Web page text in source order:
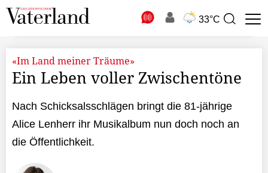
33°C
Suchbegriff
«Im Land meiner Träume»
Ein Leben voller Zwischentöne
Nach Schicksalsschlägen bringt die 81-jährige
Alice Lenherr ihr Musikalbum nun doch noch an
die Öffentlichkeit.